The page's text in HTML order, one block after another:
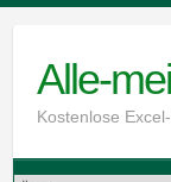
contentAlle-
Kostenlose